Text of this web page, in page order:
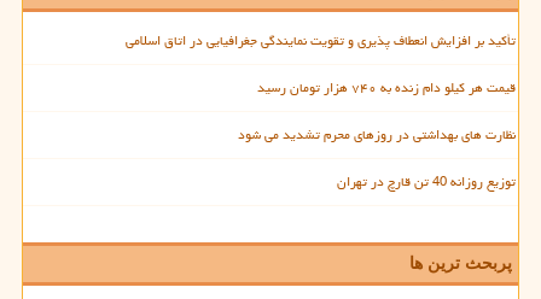
تأکید بر افزایش انعطاف پذیری و تقویت نمایندگی جغرافیایی در اتاق اسلامی
قیمت هر کیلو دام زنده به ۷۴۰ هزار تومان رسید
نظارت های بهداشتی در روزهای محرم تشدید می شود
توزیع روزانه 40 تن قارچ در تهران
پربحث ترین ها